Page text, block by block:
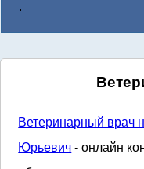
.
Ветеринарный врач
Юрьевич - онлайн